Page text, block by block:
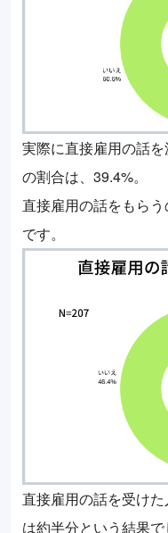
実際に直接雇用の話
の割合は、39.4%。
直接雇用の話をもら
です。
直接雇用の話を受け
は約半分という結果で